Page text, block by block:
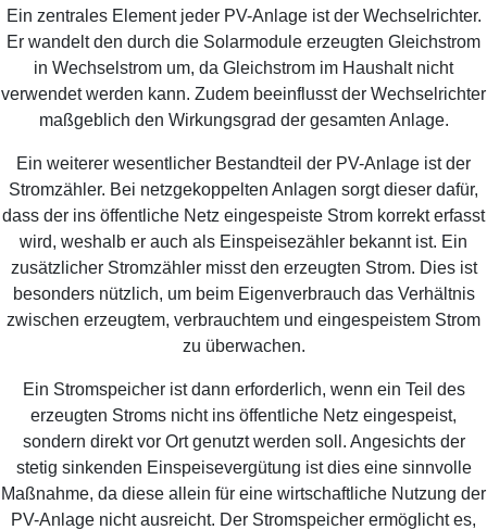
Ein zentrales Element jeder PV-Anlage ist der Wechselrichter.
Er wandelt den durch die Solarmodule erzeugten Gleichstrom
in Wechselstrom um, da Gleichstrom im Haushalt nicht
verwendet werden kann. Zudem beeinflusst der Wechselrichter
maßgeblich den Wirkungsgrad der gesamten Anlage.
Ein weiterer wesentlicher Bestandteil der PV-Anlage ist der
Stromzähler. Bei netzgekoppelten Anlagen sorgt dieser dafür,
dass der ins öffentliche Netz eingespeiste Strom korrekt erfasst
wird, weshalb er auch als Einspeisezähler bekannt ist. Ein
zusätzlicher Stromzähler misst den erzeugten Strom. Dies ist
besonders nützlich, um beim Eigenverbrauch das Verhältnis
zwischen erzeugtem, verbrauchtem und eingespeistem Strom
zu überwachen.
Ein Stromspeicher ist dann erforderlich, wenn ein Teil des
erzeugten Stroms nicht ins öffentliche Netz eingespeist,
sondern direkt vor Ort genutzt werden soll. Angesichts der
stetig sinkenden Einspeisevergütung ist dies eine sinnvolle
Maßnahme, da diese allein für eine wirtschaftliche Nutzung der
PV-Anlage nicht ausreicht. Der Stromspeicher ermöglicht es,